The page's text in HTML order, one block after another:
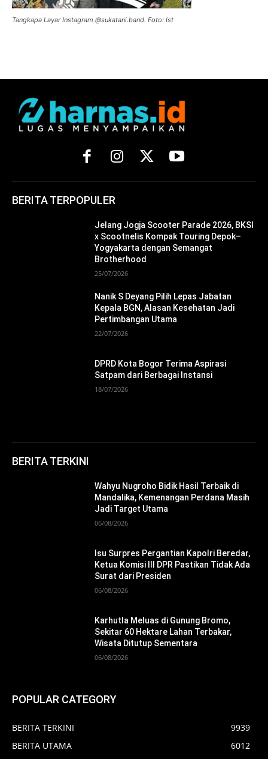
Tangkapa Layar Instagram @sukatani.band. Foto: Ist
BERITA TERPOPULER
Jelang Jogja Scooter Parade 2026, BKSI
x Scootnelis Kompak Touring Depok–
Yogyakarta dengan Semangat
Brotherhood
25/07/2026
Nanik S Deyang Pilih Lepas Jabatan
Kepala BGN, Alasan Kesehatan Jadi
Pertimbangan Utama
22/07/2026
DPRD Kota Bogor Terima Aspirasi
Satpam dari Berbagai Instansi
18/07/2026
BERITA TERKINI
Wahyu Nugroho Bidik Hasil Terbaik di
Mandalika, Kemenangan Perdana Masih
Jadi Target Utama
06/08/2026
Isu Surpres Pergantian Kapolri Beredar,
Ketua Komisi III DPR Pastikan Tidak Ada
Surat dari Presiden
06/08/2026
Karhutla Meluas di Gunung Bromo,
Sekitar 60 Hektare Lahan Terbakar,
Wisata Ditutup Sementara
06/08/2026
POPULAR CATEGORY
BERITA TERKINI
9939
BERITA UTAMA
6012